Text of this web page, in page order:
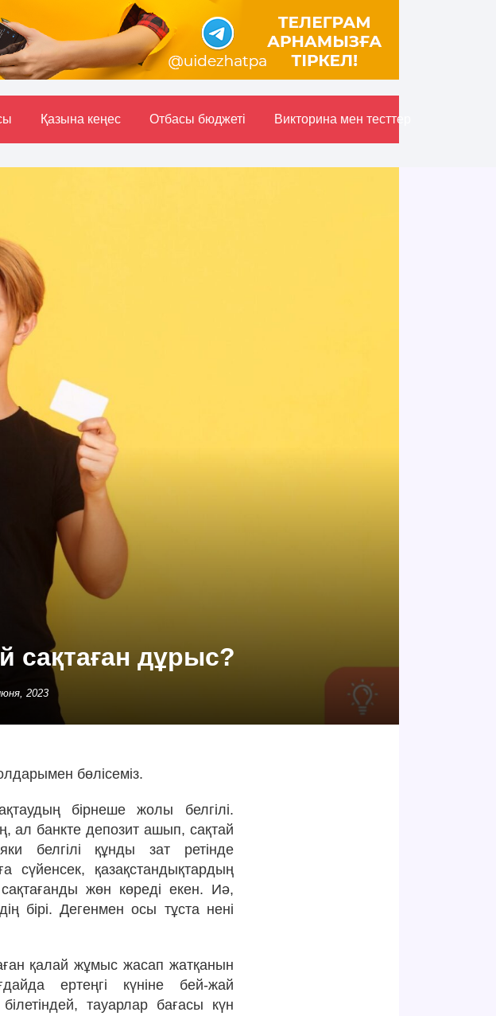
Қазына кеңес Отбасы бюджетi Викторина мен тесттер
сақтаған дұрыс?
2023
бөлісеміз.
бірнеше жолы белгілі.
ал банкте депозит ашып, сақтай
белгілі құнды зат ретінде
қазақстандықтардың
жөн көреді екен. Иә,
бірі. Дегенмен осы тұста нені
қалай жұмыс жасап жатқанын
ертеңгі күніне бей-жай
тауарлар бағасы күн